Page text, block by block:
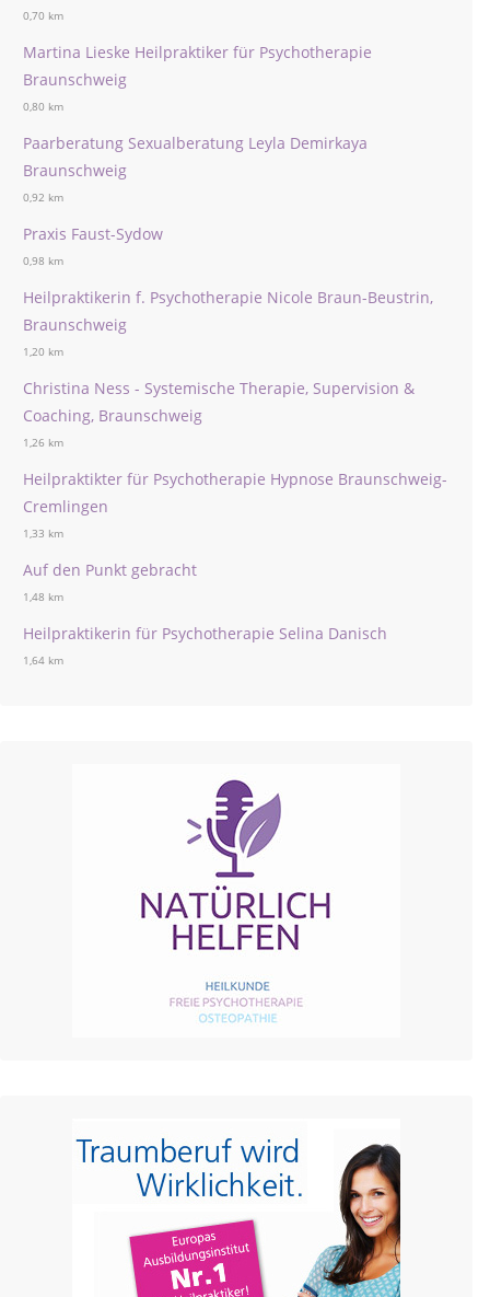
0,70 km
Martina Lieske Heilpraktiker für Psychotherapie
Braunschweig
0,80 km
Paarberatung Sexualberatung Leyla Demirkaya
Braunschweig
0,92 km
Praxis Faust-Sydow
0,98 km
Heilpraktikerin f. Psychotherapie Nicole Braun-Beustrin,
Braunschweig
1,20 km
Christina Ness - Systemische Therapie, Supervision &
Coaching, Braunschweig
1,26 km
Heilpraktikter für Psychotherapie Hypnose Braunschweig-
Cremlingen
1,33 km
Auf den Punkt gebracht
1,48 km
Heilpraktikerin für Psychotherapie Selina Danisch
1,64 km